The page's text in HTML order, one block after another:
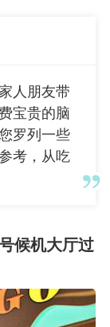
人朋友带
宝贵的脑
罗列一些
考，从吃
候机大厅过